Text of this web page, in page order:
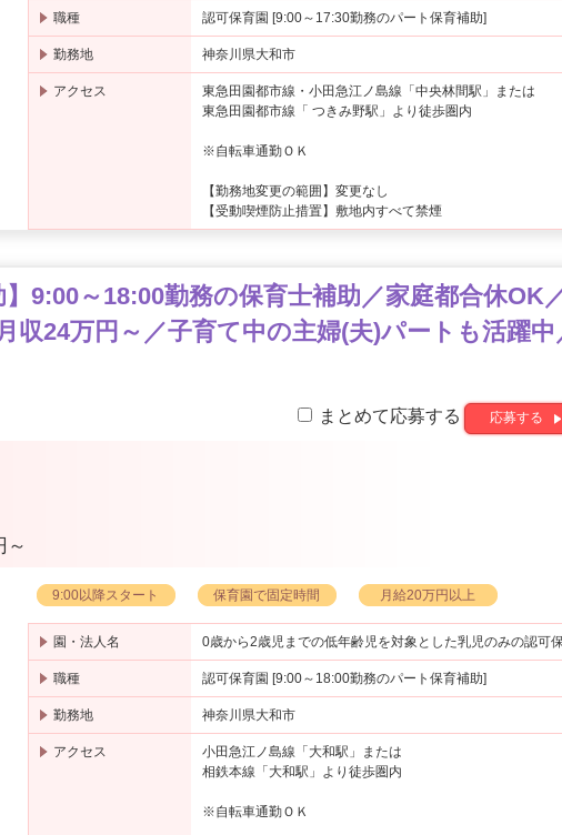
職種 認可保育園 [9:00～17:30勤務のパート保育補助]
勤務地 神奈川県大和市
アクセス
東急田園都市線・小田急江ノ島線「中央林間駅」または
東急田園都市線「 つきみ野駅」より徒歩圏内
※自転車通勤ＯＫ
【勤務地変更の範囲】変更なし
【受動喫煙防止措置】敷地内すべて禁煙
】9:00～18:00勤務の保育士補助／家庭都合休OK
収24万円～／子育て中の主婦(夫)パートも活躍中
まとめて応募する 応募する
～
9:00以降スタート 保育園で固定時間 月給20万円以上
園・法人名 0歳から2歳児までの低年齢児を対象とした乳児のみの認可
職種 認可保育園 [9:00～18:00勤務のパート保育補助]
勤務地 神奈川県大和市
アクセス
小田急江ノ島線「大和駅」または
相鉄本線「大和駅」より徒歩圏内
※自転車通勤ＯＫ